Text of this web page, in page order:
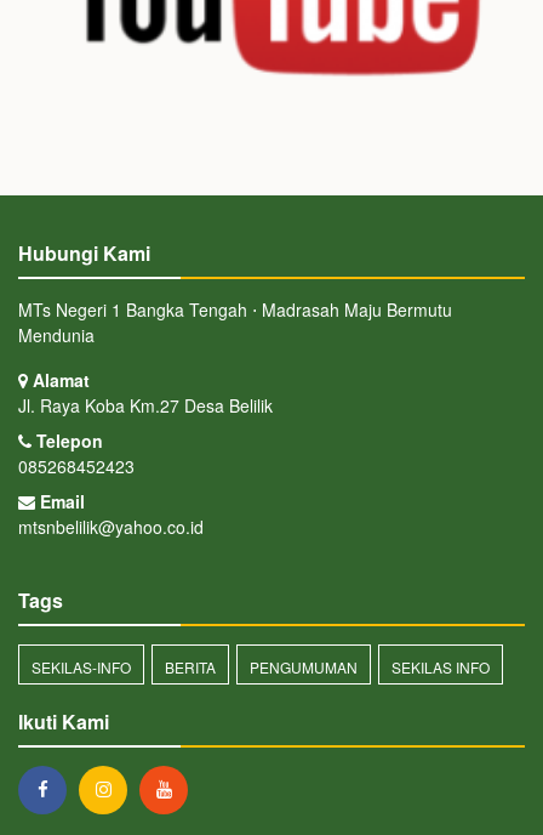
Hubungi Kami
MTs Negeri 1 Bangka Tengah ⋅ Madrasah Maju Bermutu
Mendunia
Alamat
Jl. Raya Koba Km.27 Desa Belilik
Telepon
085268452423
Email
mtsnbelilik@yahoo.co.id
Tags
SEKILAS-INFO BERITA PENGUMUMAN SEKILAS INFO
Ikuti Kami